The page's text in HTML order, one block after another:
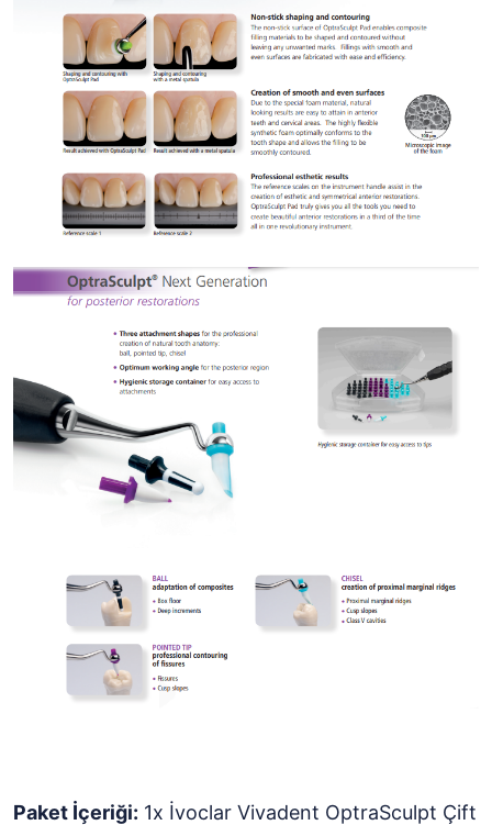
Paket İçeriği: 1x İvoclar Vivadent OptraSculpt Çift